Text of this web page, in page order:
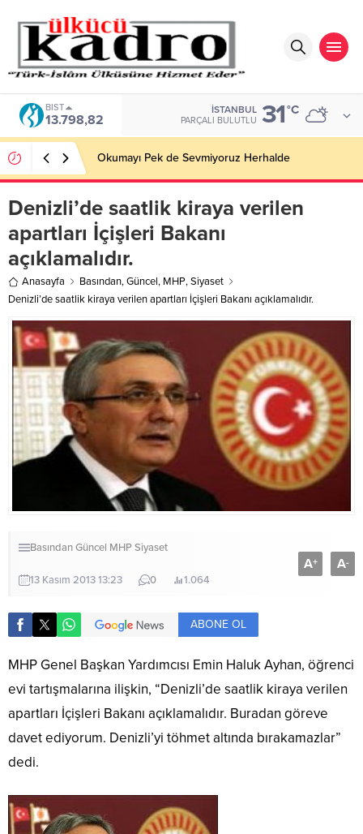
BIST
13.798,82
İSTANBUL
PARÇALI BULUTLU 31°C
Okumayı Pek de Sevmiyoruz Herhalde
Denizli’de saatlik kiraya verilen
apartları İçişleri Bakanı
açıklamalıdır.
Anasayfa Basından,Güncel, MHP,Siyaset
Denizli’de saatlik kiraya verilen apartları İçişleri Bakanı açıklamalıdır.
BasındanGüncel MHPSiyaset
13 Kasım 2013 13:23 0 1.064
A+ A-
ABONE OL
MHP Genel Başkan Yardımcısı Emin Haluk Ayhan, öğrenci
evi tartışmalarına ilişkin, “Denizli’de saatlik kiraya verilen
apartları İçişleri Bakanı açıklamalıdır. Buradan göreve
davet ediyorum. Denizli’yi töhmet altında bırakamazlar”
dedi.